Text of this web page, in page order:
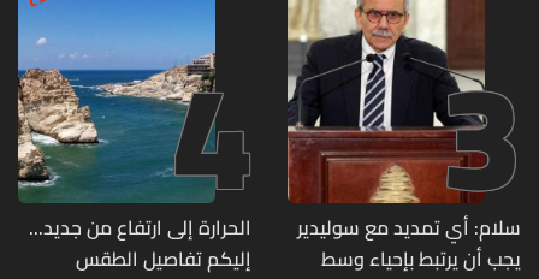
3
سلام: أي تمديد مع سوليدير
يجب أن يرتبط بإحياء وسط
4
الحرارة إلى ارتفاع من جديد...
إليكم تفاصيل الطقس